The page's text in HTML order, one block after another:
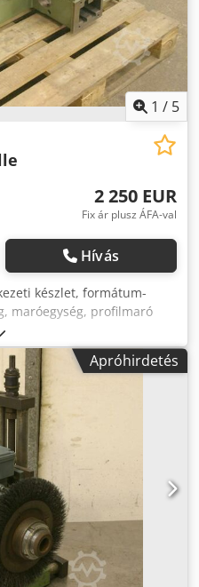
1 / 5
2 250 EUR
Fix ár plusz ÁFA-val
Hívás
készlet, formátum-
maróegység, profilmaró
kétvégű
motor, aprító motor,
-HOMAG maró egység
fecskefarkú vezetővel -1x
- Motor típus: KNS
- Feszültség: 220/380 volt -
2880 / 5880 fordulat /
raktáron,
1300 / H550 mm - Súly: 290
Apróhirdetés